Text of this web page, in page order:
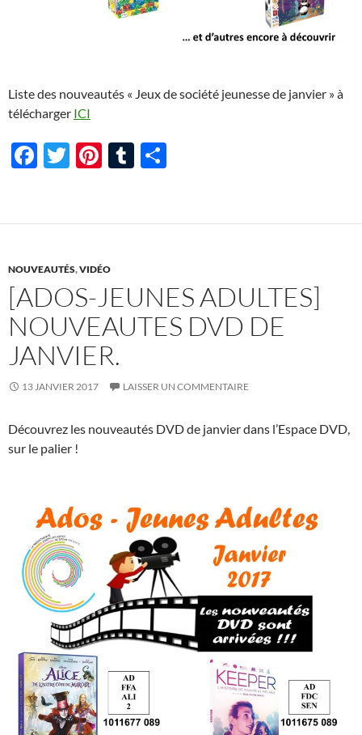
Liste des nouveautés « Jeux de société jeunesse de janvier » à
télécharger ICI
F
b
o
o
k
T
er
Pi
es
t
T
bl g
NOUVEAUTÉS,VIDÉO
[ADOS-JEUNES ADULTES]
NOUVEAUTES DVD DE
JANVIER.
13 JANVIER 2017 LAISSER UN COMMENTAIRE
Découvrez les nouveautés DVD de janvier dans l’Espace DVD,
sur le palier !